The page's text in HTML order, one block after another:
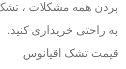
بردن همه مشکلات ، تشک
به راحتی خریداری کنید.
قیمت تشک اقیانوس